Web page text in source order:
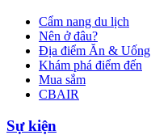
Cẩm nang du lịch
Nên ở đâu?
Địa điểm Ăn & Uống
Khám phá điểm đến
Mua sắm
CBAIR
Sự kiện